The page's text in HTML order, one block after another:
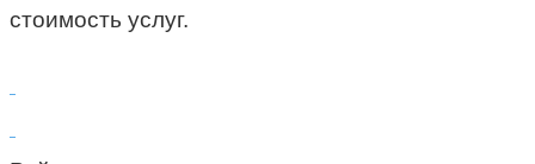
стоимость услуг.